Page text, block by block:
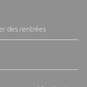
des rentrées